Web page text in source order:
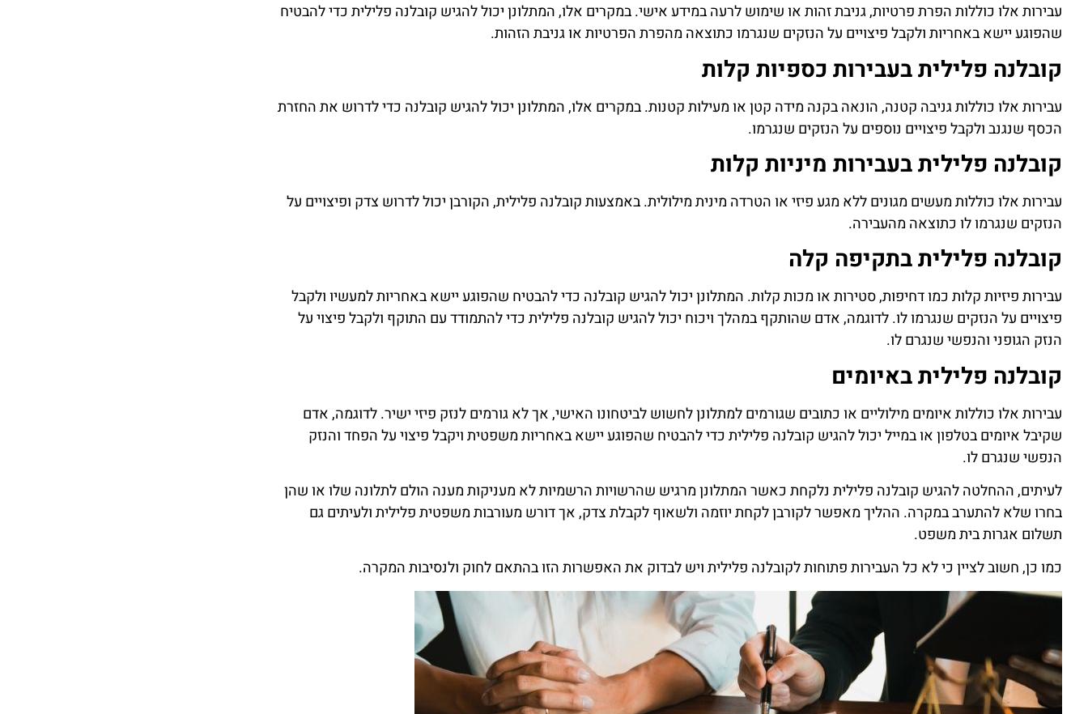
עבירות אלו כוללות הפרת פרטיות, גניבת זהות או שימוש לרעה במידע אישי. במקרים אלו, המתלונן יכול להגיש קובלנה פלילית כדי להבטיח
שהפוגע יישא באחריות ולקבל פיצויים על הנזקים שנגרמו כתוצאה מהפרת הפרטיות או גניבת הזהות.
קובלנה פליליתבעבירות כספיות קלות
עבירות אלו כוללות גניבה קטנה, הונאה בקנה מידה קטן או מעילות קטנות. במקרים אלו, המתלונן יכול להגיש קובלנה כדי לדרוש את החזרת
הכסף שנגנב ולקבל פיצויים נוספים על הנזקים שנגרמו.
קובלנה פלילית בעבירות מיניות קלות
עבירות אלו כוללות מעשים מגונים ללא מגע פיזי או הטרדה מינית מילולית. באמצעות קובלנה פלילית, הקורבן יכול לדרוש צדק ופיצויים על
הנזקים שנגרמו לו כתוצאה מהעבירה.
קובלנה פלילית בתקיפה קלה
עבירות פיזיות קלות כמו דחיפות, סטירות או מכות קלות. המתלונן יכול להגיש קובלנה כדי להבטיח שהפוגע יישא באחריות למעשיו ולקבל
פיצויים על הנזקים שנגרמו לו. לדוגמה, אדם שהותקף במהלך ויכוח יכול להגיש קובלנה פלילית כדי להתמודד עם התוקף ולקבל פיצוי על
הנזק הגופני והנפשי שנגרם לו.
קובלנה פלילית באיומים
עבירות אלו כוללות איומים מילוליים או כתובים שגורמים למתלונן לחשוש לביטחונו האישי, אך לא גורמים לנזק פיזי ישיר. לדוגמה, אדם
שקיבל איומים בטלפון או במייל יכול להגיש קובלנה פלילית כדי להבטיח שהפוגע יישא באחריות משפטית ויקבל פיצוי על הפחד והנזק
הנפשי שנגרם לו.
לעיתים, ההחלטה להגיש קובלנה פלילית נלקחת כאשר המתלונן מרגיש שהרשויות הרשמיות לא מעניקות מענה הולם לתלונה שלו או שהן
בחרו שלא להתערב במקרה. ההליך מאפשר לקורבן לקחת יוזמה ולשאוף לקבלת צדק, אך דורש מעורבות משפטית פלילית ולעיתים גם
תשלום אגרות בית משפט.
כמו כן, חשוב לציין כי לא כל העבירות פתוחות לקובלנה פלילית ויש לבדוק את האפשרות הזו בהתאם לחוק ולנסיבות המקרה.